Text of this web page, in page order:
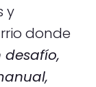
y
donde
desafío,